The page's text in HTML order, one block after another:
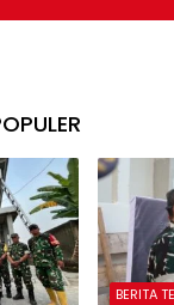
BERITA